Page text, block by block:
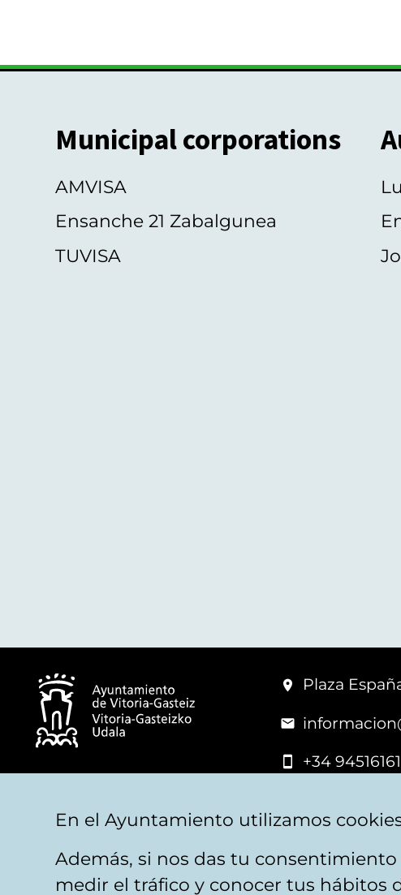
Municipal corporations
AMVISA
Ensanche 21 Zabalgunea
TUVISA
Plaza
+34
Legal warning Privacy Politica de cookies
En el Ayuntamiento utilizamos
Además, si nos das tu
medir el tráfico y conocer tus hábitos